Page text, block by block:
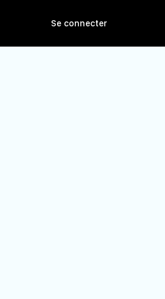
Se connecter